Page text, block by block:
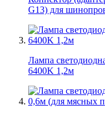
G13) для
Лампа
6400K 1,2м